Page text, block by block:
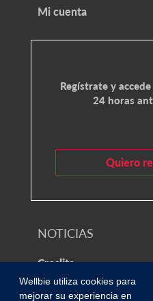
Mi cuenta
Regístrate y
24 horas
Quiero
NOTICIAS
Croslita
© 2021 Wellbie
Wellbie utiliza cookies para
mejorar su experiencia en